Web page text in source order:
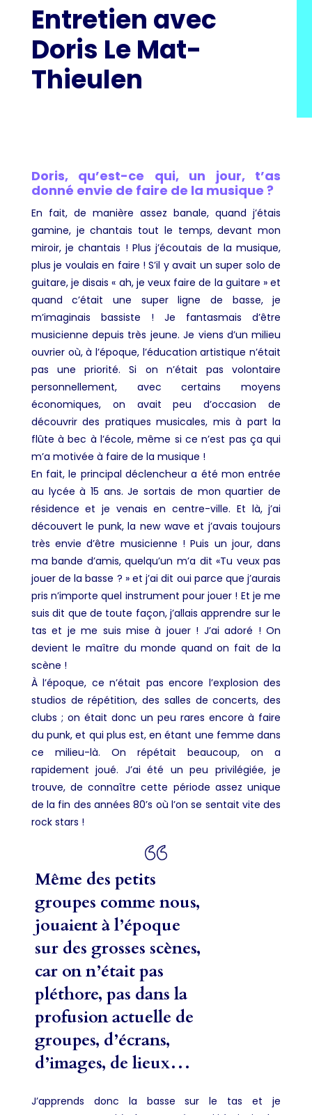
Entretien avec
Doris Le Mat-
Thieulen
Doris, qu’est-ce qui, un jour, t’as
donné envie de faire de la musique ?
En fait, de manière assez banale, quand j’étais
gamine, je chantais tout le temps, devant mon
miroir, je chantais ! Plus j’écoutais de la musique,
plus je voulais en faire ! S’il y avait un super solo de
guitare, je disais « ah, je veux faire de la guitare » et
quand c’était une super ligne de basse, je
m’imaginais bassiste ! Je fantasmais d’être
musicienne depuis très jeune. Je viens d’un milieu
ouvrier où, à l’époque, l’éducation artistique n’était
pas une priorité. Si on n’était pas volontaire
personnellement, avec certains moyens
économiques, on avait peu d’occasion de
découvrir des pratiques musicales, mis à part la
flûte à bec à l’école, même si ce n’est pas ça qui
m’a motivée à faire de la musique !
En fait, le principal déclencheur a été mon entrée
au lycée à 15 ans. Je sortais de mon quartier de
résidence et je venais en centre-ville. Et là, j’ai
découvert le punk, la new wave et j’avais toujours
très envie d’être musicienne ! Puis un jour, dans
ma bande d’amis, quelqu’un m’a dit «Tu veux pas
jouer de la basse ? » et j’ai dit oui parce que j’aurais
pris n’importe quel instrument pour jouer ! Et je me
suis dit que de toute façon, j’allais apprendre sur le
tas et je me suis mise à jouer ! J’ai adoré ! On
devient le maître du monde quand on fait de la
scène !
À l’époque, ce n’était pas encore l’explosion des
studios de répétition, des salles de concerts, des
clubs ; on était donc un peu rares encore à faire
du punk, et qui plus est, en étant une femme dans
ce milieu-là. On répétait beaucoup, on a
rapidement joué. J’ai été un peu privilégiée, je
trouve, de connaître cette période assez unique
de la fin des années 80’s où l’on se sentait vite des
rock stars !
Même des petits
groupes comme nous,
jouaient à l’époque
sur des grosses scènes,
car on n’était pas
pléthore, pas dans la
profusion actuelle de
groupes, d’écrans,
d’images, de lieux…
J’apprends donc la basse sur le tas et je